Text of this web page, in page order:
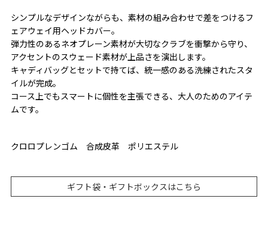
シンプルなデザインながらも、素材の組み合わせで差をつけるフ
ェアウェイ用ヘッドカバー。
弾力性のあるネオプレーン素材が大切なクラブを衝撃から守り、
アクセントのスウェード素材が上品さを演出します。
キャディバッグとセットで持てば、統一感のある洗練されたスタ
イルが完成。
コース上でもスマートに個性を主張できる、大人のためのアイテ
ムです。
クロロプレンゴム 合成皮革 ポリエステル
ギフト袋・ギフトボックスはこちら